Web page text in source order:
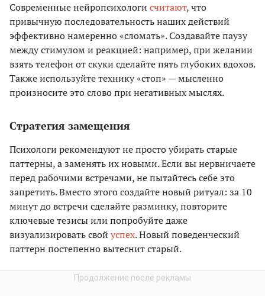
Современные нейропсихологи считают, что
привычную последовательность наших действий
эффективно намеренно «сломать». Создавайте паузу
между стимулом и реакцией: например, при желании
взять телефон от скуки сделайте пять глубоких вдохов.
Также используйте технику «стоп» — мысленно
произносите это слово при негативных мыслях.
Стратегия замещения
Психологи рекомендуют не просто убирать старые
паттерны, а заменять их новыми. Если вы нервничаете
перед рабочими встречами, не пытайтесь себе это
запретить. Вместо этого создайте новый ритуал: за 10
минут до встречи сделайте разминку, повторите
ключевые тезисы или попробуйте даже
визуализировать свой успех. Новый поведенческий
паттерн постепенно вытеснит старый.